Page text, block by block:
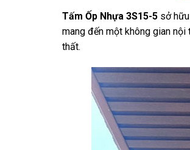
Tấm Ốp Nhựa 3S15-5 sở
mang đến một không gian
thất.